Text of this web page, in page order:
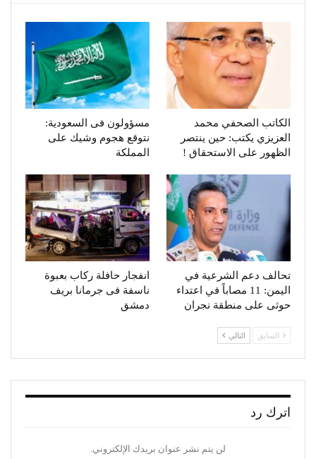
الكاتب الصحفي محمد
العزيزي يكتب: حين ينتصر
الظهور على الاستحقاق !
مسؤولون فى السعودية:
نتوقع هجوم وشيك على
المملكة
تحالف دعم الشرعية في
اليمن: 11 مصاباً في اعتداء
حوثى على منطقة نجران
انفجار حافلة ركاب بعبوة
ناسفة فى جرمانا بريف
دمشق
السابق التالي
اترك رد
لن يتم نشر عنوان بريدك الإلكتروني.